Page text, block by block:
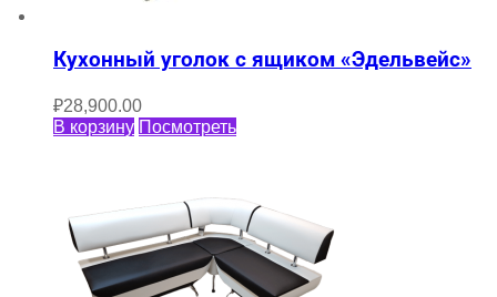
Кухонный уголок с ящиком «Эдельвейс»
₽28,900.00
В корзину Посмотреть